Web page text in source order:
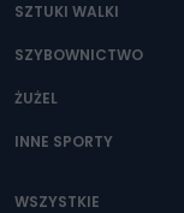
SZTUKI WALKI
SZYBOWNICTWO
ŻUŻEL
INNE SPORTY
WSZYSTKIE